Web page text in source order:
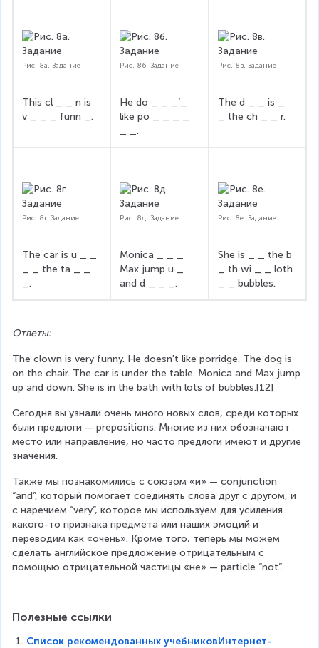
Рис. 8а. Задание
This cl _ _ n is
v _ _ _ funn _.
Рис. 8б. Задание
He do _ _ _’_
like po _ _ _ _
_ _.
Рис. 8в. Задание
The d _ _ is _
_ the ch _ _ r.
Рис. 8г. Задание
The car is u _ _
_ _ the ta _ _
_.
Рис. 8д. Задание
Monica _ _ _
Max jump u _
and d _ _ _.
Рис. 8е. Задание
She is _ _ the b
_ th wi _ _ loth
_ _ bubbles.
Ответы:
The clown is very funny. He doesn't like porridge. The dog is
on the chair. The car is under the table. Monica and Max jump
up and down. She is in the bath with lots of bubbles.[12]
Сегодня вы узнали очень много новых слов, среди которых
были предлоги — prepositions. Многие из них обозначают
место или направление, но часто предлоги имеют и другие
значения.
Также мы познакомились с союзом «и» — conjunction
“and”, который помогает соединять слова друг с другом, и
с наречием “very”, которое мы используем для усиления
какого-то признака предмета или наших эмоций и
переводим как «очень». Кроме того, теперь мы можем
сделать английское предложение отрицательным с
помощью отрицательной частицы «не» — particle “not”.
Полезные ссылки
Список рекомендованных учебниковИнтернет-